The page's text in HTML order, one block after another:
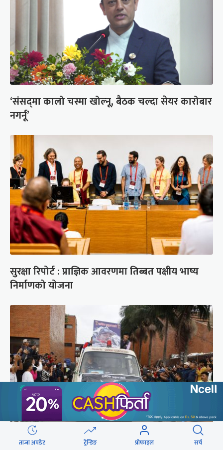
‘संसद्‍मा कालो चस्मा खोल्नू, बैठक चल्दा सेयर कारोबार
नगर्नू’
सुरक्षा रिपोर्ट : प्राज्ञिक आवरणमा तिब्बत पक्षीय भाष्य
निर्माणको योजना
ब्रोड पिकमा ज्यान गुमाएका युक्तको शव काठमाडौं
ताजा अपडेट ट्रेन्डिङ प्रोफाइल सर्च